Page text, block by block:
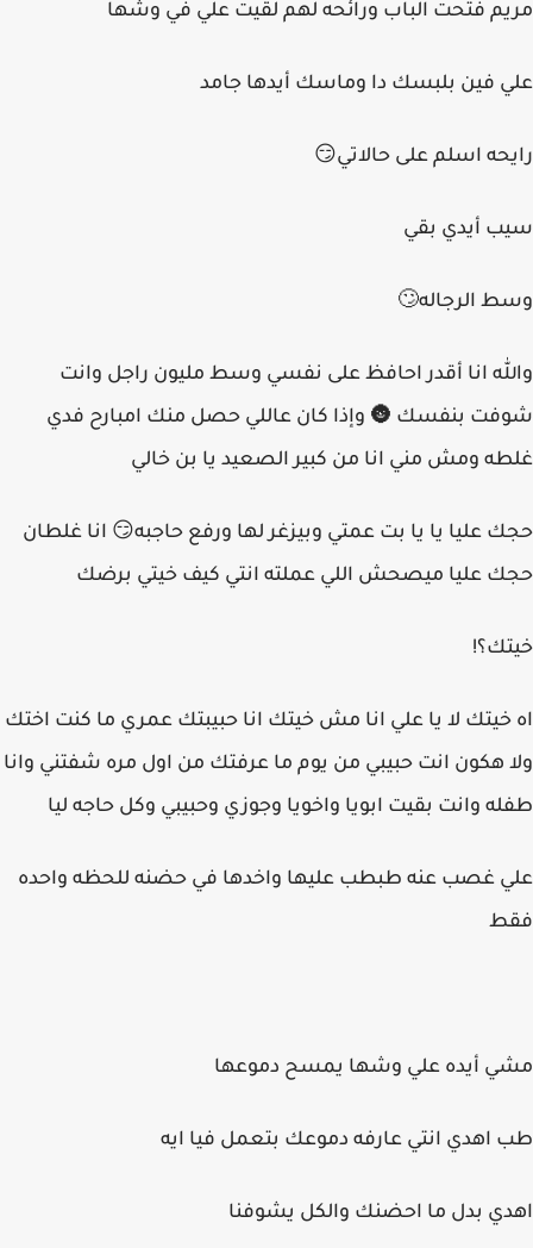
مريم فتحت الباب ورائحه لهم لقيت علي في وشها
علي فين بلبسك دا وماسك أيدها جامد
رايحه اسلم على حالاتي😏
سيب أيدي بقي
وسط الرجاله🙄
والله انا أقدر احافظ على نفسي وسط مليون راجل وانت
شوفت بنفسك 🌚 وإذا كان عاللي حصل منك امبارح فدي
غلطه ومش مني انا من كبير الصعيد يا بن خالي
حجك عليا يا يا بت عمتي وبيزغر لها ورفع حاجبه😏 انا غلطان
حجك عليا ميصحش اللي عملته انتي كيف خيتي برضك
خيتك؟!
اه خيتك لا يا علي انا مش خيتك انا حبيبتك عمري ما كنت اختك
ولا هكون انت حبيبي من يوم ما عرفتك من اول مره شفتني وانا
طفله وانت بقيت ابويا واخويا وجوزي وحبيبي وكل حاجه ليا
علي غصب عنه طبطب عليها واخدها في حضنه للحظه واحده
فقط
مشي أيده علي وشها يمسح دموعها
طب اهدي انتي عارفه دموعك بتعمل فيا ايه
اهدي بدل ما احضنك والكل يشوفنا